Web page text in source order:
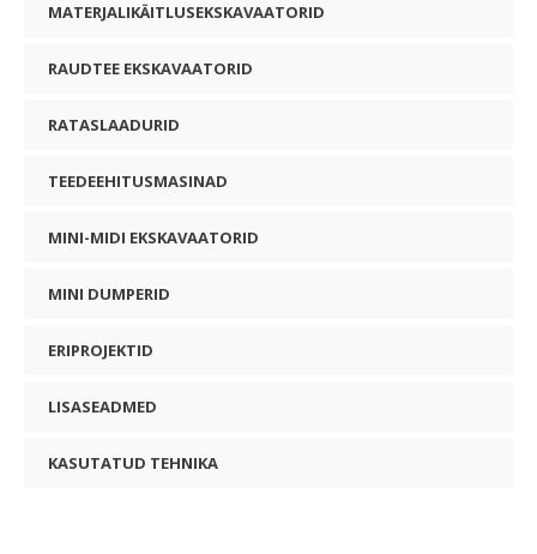
MATERJALIKÄITLUSEKSKAVAATORID
RAUDTEE EKSKAVAATORID
RATASLAADURID
TEEDEEHITUSMASINAD
MINI-MIDI EKSKAVAATORID
MINI DUMPERID
ERIPROJEKTID
LISASEADMED
KASUTATUD TEHNIKA